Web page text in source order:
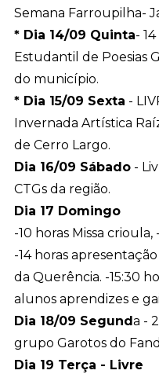
Semana Farroupilha-
* Dia 14/09 Quinta-
Estudantil de Poesias
do município.
* Dia 15/09 Sexta -
Invernada Artística
de Cerro Largo.
Dia 16/09 Sábado-
CTGs da região.
Dia 17 Domingo
-10 horas Missa
-14 horas
da Querência. -15:30
alunos aprendizes e
Dia 18/09 Segund a -
grupo Garotos do
Dia 19 Terça - Livre